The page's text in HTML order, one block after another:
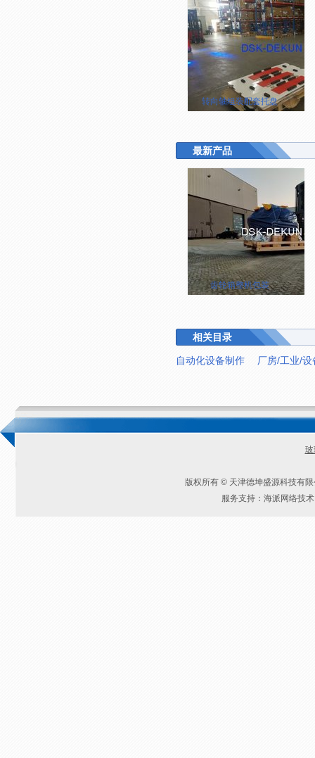
转向轴组装配套托盘
最新产品
齿轮箱整机包装
相关目录
自动化设备制作 厂房/工业/
版权所有 © 天津德坤盛源科技有
服务支持：海派网络技